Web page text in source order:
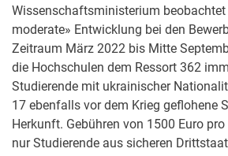
Wissenschaftsministerium beobachtet
moderate» Entwicklung bei den
Zeitraum März 2022 bis Mitte
die Hochschulen dem Ressort 362
Studierende mit ukrainischer
17 ebenfalls vor dem Krieg geflohene
Herkunft. Gebühren von 1500 Euro
nur Studierende aus sicheren